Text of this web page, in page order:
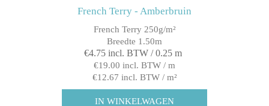
French Terry - Amberbruin
French Terry 250g/m²
Breedte 1.50m
€4.75 incl. BTW / 0.25 m
€19.00 incl. BTW / m
€12.67 incl. BTW / m²